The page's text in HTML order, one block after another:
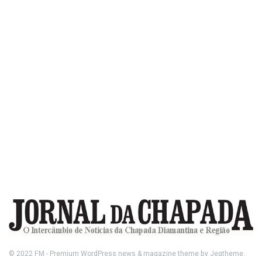
© 2022 FM - Premium WordPress news & magazine theme by Jegtheme.